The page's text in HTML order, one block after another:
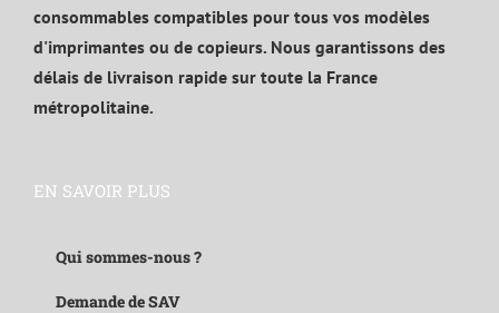
consommables compatibles pour tous vos modèles
d'imprimantes ou de copieurs. Nous garantissons des
délais de livraison rapide sur toute la France
métropolitaine.
EN SAVOIR PLUS
Qui sommes-nous ?
Demande de SAV